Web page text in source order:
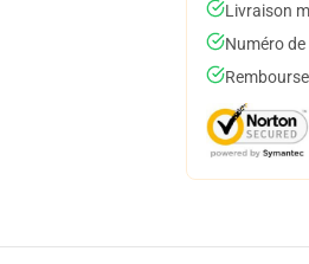
Livraison
Numéro